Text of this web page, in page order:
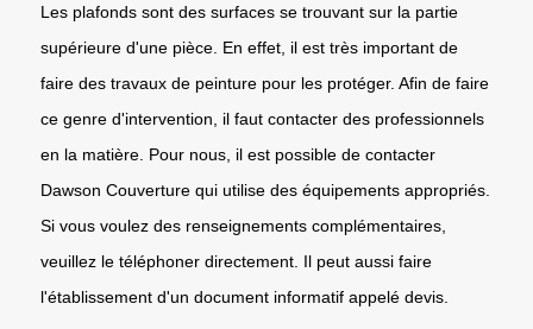
Les plafonds sont des surfaces se trouvant sur la partie
supérieure d'une pièce. En effet, il est très important de
faire des travaux de peinture pour les protéger. Afin de faire
ce genre d'intervention, il faut contacter des professionnels
en la matière. Pour nous, il est possible de contacter
Dawson Couverture qui utilise des équipements appropriés.
Si vous voulez des renseignements complémentaires,
veuillez le téléphoner directement. Il peut aussi faire
l'établissement d'un document informatif appelé devis.